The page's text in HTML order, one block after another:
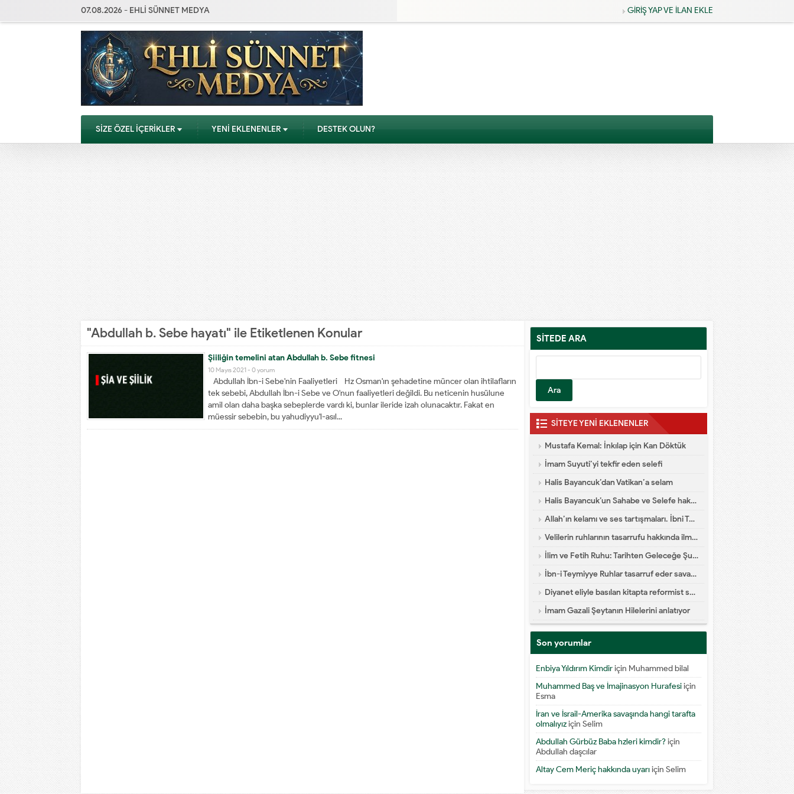
07.08.2026 - EHLİ SÜNNET MEDYA GİRİŞ YAP VE İLAN EKLE
SİZE ÖZEL İÇERİKLER YENİ EKLENENLER DESTEK OLUN?
"Abdullah b. Sebe hayatı" ile Etiketlenen Konular
Şiiliğin temelini atan Abdullah b. Sebe fitnesi
10 Mayıs 2021 - 0 yorum
Abdullah İbn-i Sebe'nin Faaliyetleri Hz Osman'ın şehadetine müncer olan ihtilafların
tek sebebi, Abdullah İbn-i Sebe ve O'nun faaliyetleri değildi. Bu neticenin husülune
amil olan daha başka sebeplerde vardı ki, bunlar ileride izah olunacaktır. Fakat en
müessir sebebin, bu yahudiyyu'l-asıl...
SİTEDE ARA
SİTEYE YENİ EKLENENLER
Mustafa Kemal: İnkılap için Kan Döktük
İmam Suyuti’yi tekfir eden selefi
Halis Bayancuk’dan Vatikan’a selam
Halis Bayancuk’un Sahabe ve Selefe hakareti
Allah’ın kelamı ve ses tartışmaları. İbni Teymiyye dalaleti
Velilerin ruhlarının tasarrufu hakkında ilmi yazı
İlim ve Fetih Ruhu: Tarihten Geleceğe Şuur Köprüsü
İbn-i Teymiyye Ruhlar tasarruf eder savaşa katılır diyor
Diyanet eliyle basılan kitapta reformist skandal
İmam Gazali Şeytanın Hilelerini anlatıyor
Son yorumlar
Enbiya Yıldırım Kimdiriçin Muhammed bilal
Muhammed Baş ve İmajinasyon Hurafesiiçin
Esma
İran ve İsrail-Amerika savaşında hangi tarafta
olmalıyıziçin Selim
Abdullah Gürbüz Baba hzleri kimdir?için
Abdullah daşcılar
Altay Cem Meriç hakkında uyarıiçin Selim